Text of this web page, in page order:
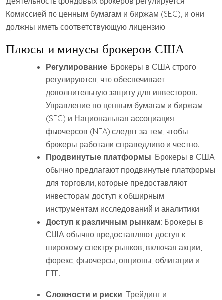
Комиссией по ценным бумагам и биржам (SEC), и они
должны иметь соответствующую лицензию.
Плюсы и минусы брокеров США
Регулирование: Брокеры в США строго
регулируются, что обеспечивает
дополнительную защиту для инвесторов.
Управление по ценным бумагам и биржам
(SEC) и Национальная ассоциация
фьючерсов (NFA) следят за тем, чтобы
брокеры работали справедливо и честно.
Продвинутые платформы: Брокеры в США
обычно предлагают продвинутые платформы
для торговли, которые предоставляют
инвесторам доступ к обширным
инструментам исследований и аналитики.
Доступ к различным рынкам: Брокеры в
США обычно предоставляют доступ к
широкому спектру рынков, включая акции,
форекс, фьючерсы, опционы, облигации и
ETF.
Сложности и риски: Трейдинг и